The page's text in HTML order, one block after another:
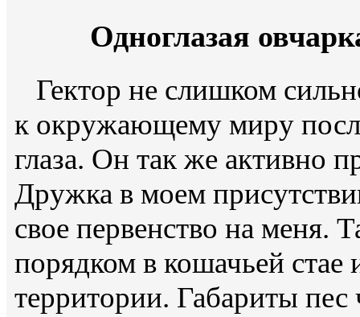
Одноглазая
Гектор не слишком
к окружающему миру
глаза. Он так же активно
Дружка в моем
свое первенство на меня.
порядком в кошачьей
территории. Габариты пес